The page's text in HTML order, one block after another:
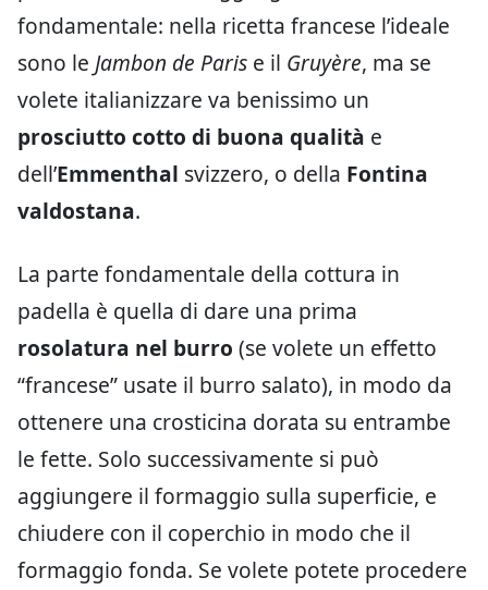
fondamentale: nella ricetta francese l’ideale
sono le Jambon de Paris e il Gruyère, ma se
volete italianizzare va benissimo un
prosciutto cotto di buona qualità e
dell’Emmenthal svizzero, o della Fontina
valdostana.
La parte fondamentale della cottura in
padella è quella di dare una prima
rosolatura nel burro (se volete un effetto
“francese” usate il burro salato), in modo da
ottenere una crosticina dorata su entrambe
le fette. Solo successivamente si può
aggiungere il formaggio sulla superficie, e
chiudere con il coperchio in modo che il
formaggio fonda. Se volete potete procedere